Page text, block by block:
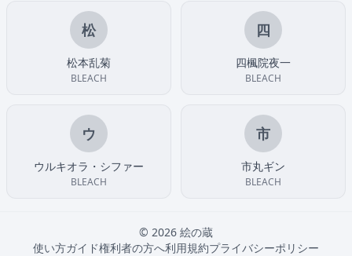
松
松本乱菊
BLEACH
四
四楓院夜一
BLEACH
ウ
ウルキオラ・シファー
BLEACH
市
市丸ギン
BLEACH
© 2026 絵の蔵
使い方ガイド権利者の方へ利用規約プライバシーポリシー